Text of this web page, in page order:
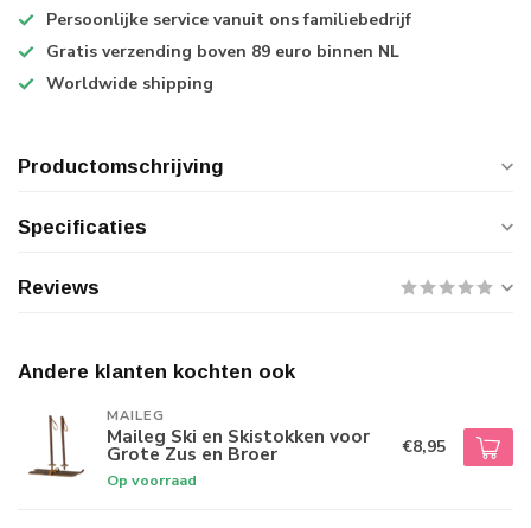
Persoonlijke service vanuit ons familiebedrijf
Gratis verzending boven 89 euro binnen NL
Worldwide shipping
Productomschrijving
Specificaties
Reviews
Andere klanten kochten ook
MAILEG
Maileg Ski en Skistokken voor
Grote Zus en Broer
Op voorraad
€8,95